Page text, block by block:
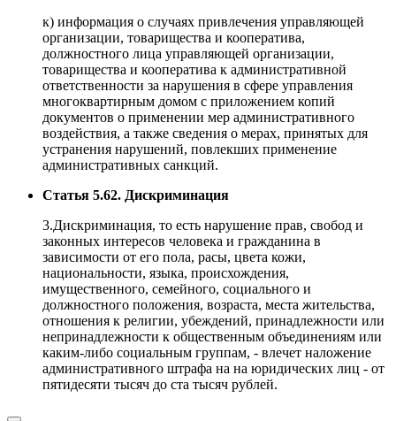
к) информация о случаях привлечения управляющей
организации, товарищества и кооператива,
должностного лица управляющей организации,
товарищества и кооператива к административной
ответственности за нарушения в сфере управления
многоквартирным домом с приложением копий
документов о применении мер административного
воздействия, а также сведения о мерах, принятых для
устранения нарушений, повлекших применение
административных санкций.
Статья 5.62. Дискриминация
3.Дискриминация, то есть нарушение прав, свобод и
законных интересов человека и гражданина в
зависимости от его пола, расы, цвета кожи,
национальности, языка, происхождения,
имущественного, семейного, социального и
должностного положения, возраста, места жительства,
отношения к религии, убеждений, принадлежности или
непринадлежности к общественным объединениям или
каким-либо социальным группам, - влечет наложение
административного штрафа на на юридических лиц - от
пятидесяти тысяч до ста тысяч рублей.